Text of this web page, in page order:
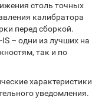
столь точных
калибратора
перед сборкой.
– одни из лучших на
так и по
характеристики
уведомления.